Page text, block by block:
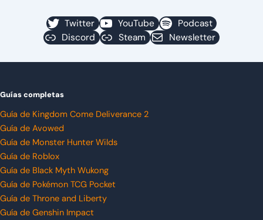
Twitter YouTube
Podcast
Discord
Steam Newsletter
Guías completas
Guía de Kingdom Come Deliverance 2
Guía de Avowed
Guía de Monster Hunter Wilds
Guía de Roblox
Guía de Black Myth Wukong
Guía de Pokémon TCG Pocket
Guía de Throne and Liberty
Guía de Genshin Impact